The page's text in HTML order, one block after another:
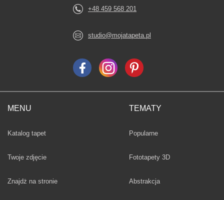
MENU
Katalog tapet
Twoje zdjęcie
Znajdż na stronie
TEMATY
Fototapety
Popularne
Fototapety 3D
Fototapety
Abstrakcja
+48 459 568 201
studio@mojatapeta.pl